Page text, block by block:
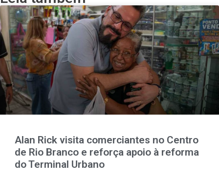
Alan Rick visita comerciantes no Centro
de Rio Branco e reforça apoio à reforma
do Terminal Urbano